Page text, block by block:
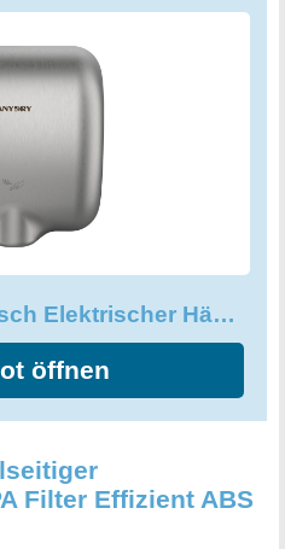
ist besonders gut für den
hohen Personenstrom
Montageplatte eine perfekte
bietet. Warten Sie nicht
alten Händetrockner, indem
Einfache Installation
inklusive.
anydry 2800 Klassisch Elektrischer Händetrockner Automatisch 8-12 Sekunden
öffnen
Filter Effizient ABS